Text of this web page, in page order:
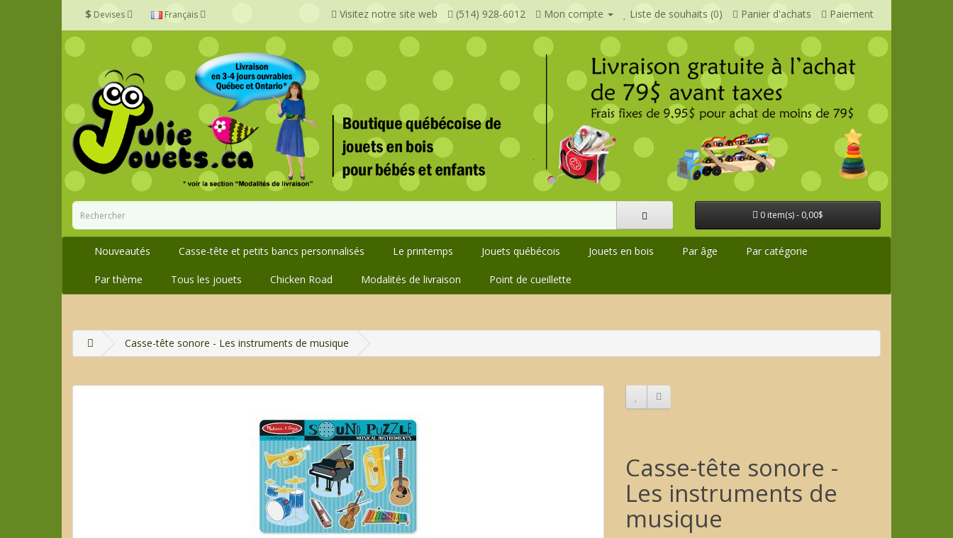
$ Devises Français Visitez notre site web (514) 928-6012 Mon compte Liste de souhaits (0) Panier d'achats Paiement
0 item(s) - 0,00$
Nouveautés Casse-tête et petits bancs personnalisés Le printemps Jouets québécois Jouets en bois Par âge Par catégorie
Par thème Tous les jouets Chicken Road Modalités de livraison Point de cueillette
Casse-tête sonore - Les instruments de musique
Casse-tête sonore -
Les instruments de
musique